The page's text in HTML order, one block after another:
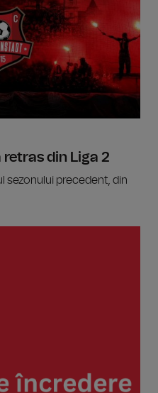
din Liga 2
sezonului precedent, din